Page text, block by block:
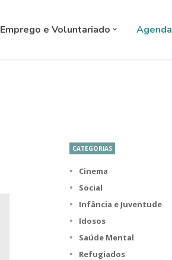
Emprego e Voluntariado Agenda
CATEGORIAS
Cinema
Social
Infância e Juventude
Idosos
Saúde Mental
Refugiados